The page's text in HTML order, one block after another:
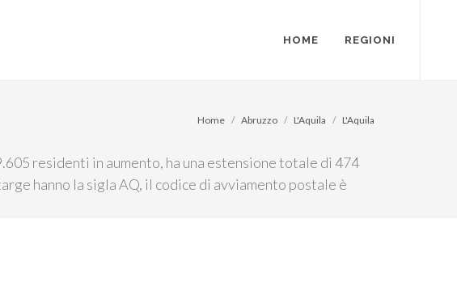
HOME REGIONI
residenti in aumento, ha una estensione totale di 474
hanno la sigla AQ, il codice di avviamento postale è
Home Abruzzo L'Aquila L'Aquila